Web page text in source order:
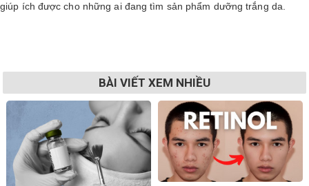
giúp ích được cho những ai đang tìm sản phẩm dưỡng trắng da.
BÀI VIẾT XEM NHIỀU